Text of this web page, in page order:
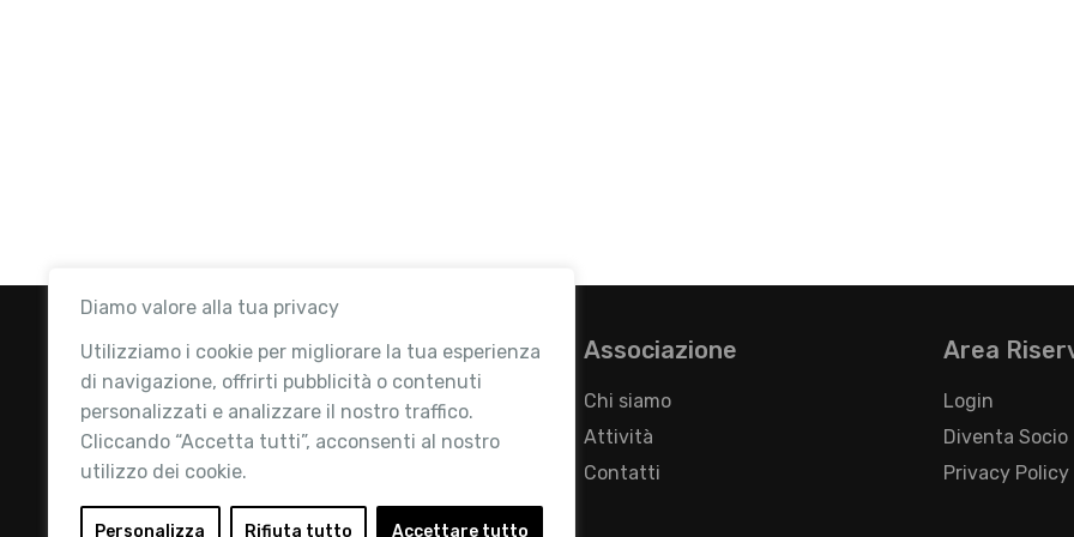
Diamo valore alla tua privacy
Utilizziamo i cookie per migliorare la tua esperienza
di navigazione, offrirti pubblicità o contenuti
personalizzati e analizzare il nostro traffico.
Cliccando “Accetta tutti”, acconsenti al nostro
utilizzo dei cookie.
Personalizza Rifiuta tutto Accettare tutto
Retail Institute Italy è l’Associazione di
riferimento per l'Ecosistema Retail: la nostra
Associazione
Chi siamo
Attività
Contatti
Area
Login
Diventa Socio
Privacy Policy